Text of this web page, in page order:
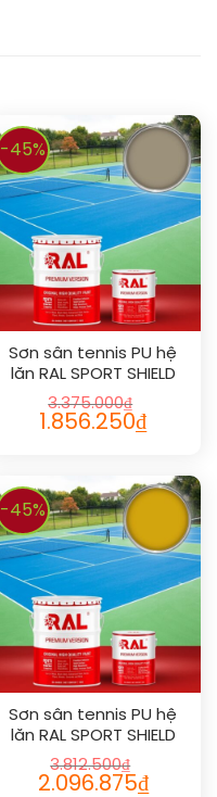
-45%
Sơn sân tennis PU hệ
lăn RAL SPORT SHIELD
1019
3.375.000₫
1.856.250₫
-45%
Sơn sân tennis PU hệ
lăn RAL SPORT SHIELD
1004
3.812.500₫
2.096.875₫